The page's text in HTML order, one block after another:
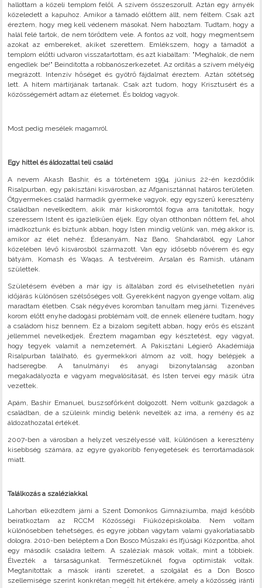
hallottam a közeli templom felől. A szívem összeszorult. Aztán egy árnyék
közeledett a kapuhoz. Amikor a támadó előttem állt, nem féltem. Csak azt
éreztem, hogy meg kell védenem másokat. Nem haboztam. Tudtam, hogy a
halál felé tartok, de nem törődtem vele. A fontos az volt, hogy megmentsem
azokat az embereket, akiket szerettem. Emlékszem, hogy a támadót a
templom előtti udvaron visszatartottam, és azt kiabáltam: "Meghalok, de nem
engedlek be!" Beindította a robbanószerkezetet. Az ordítás a szívem mélyéig
megrázott. Intenzív hőséget és gyötrő fájdalmat éreztem. Aztán sötétség
lett. A hitem mártírjának tartanak. Csak azt tudom, hogy Krisztusért és a
közösségemért adtam az életemet. És boldog vagyok.
Most pedig mesélek magamról.
Egy hittel és áldozattal teli család
A nevem Akash Bashir, és a történetem 1994. június 22-én kezdődik
Risalpurban, egy pakisztáni kisvárosban, az Afganisztánnal határos területen.
Ötgyermekes család harmadik gyermeke vagyok, egy egyszerű keresztény
családban nevelkedtem, akik már kiskoromtól fogva arra tanítottak, hogy
szeressem Istent és igazlelkűen éljek. Egy olyan otthonban nőttem fel, ahol
imádkoztunk és bíztunk abban, hogy Isten mindig velünk van, még akkor is,
amikor az élet nehéz. Édesanyám, Naz Bano, Shahdarából, egy Lahor
közelében lévő kisvárosból származott. Van egy idősebb nővérem és egy
bátyám, Komash és Waqas. A testvéreim, Arsalan és Ramish, utánam
születtek.
Születésem évében a már így is általában zord és elviselhetetlen nyári
időjárás különösen szélsőséges volt. Gyerekként nagyon gyenge voltam, alig
maradtam életben. Csak négyéves koromban tanultam meg járni. Tizenéves
korom előtt enyhe dadogási problémám volt, de ennek ellenére tudtam, hogy
a családom hisz bennem. Ez a bizalom segített abban, hogy erős és elszánt
jellemmel nevelkedjek. Éreztem magamban egy késztetést, egy vágyat,
hogy tegyek valamit a nemzetemért. A Pakisztáni Légierő Akadémiája
Risalpurban található, és gyermekkori álmom az volt, hogy belépjek a
hadseregbe. A tanulmányi és anyagi bizonytalanság azonban
megakadályozta e vágyam megvalósítását, és Isten tervei egy másik útra
vezettek.
Apám, Bashir Emanuel, buszsofőrként dolgozott. Nem voltunk gazdagok a
családban, de a szüleink mindig belénk nevelték az ima, a remény és az
áldozathozatal értékét.
2007-ben a városban a helyzet veszélyessé vált, különösen a keresztény
kisebbség számára, az egyre gyakoribb fenyegetések és terrortámadások
miatt.
Találkozás a szaléziakkal
Lahorban elkezdtem járni a Szent Domonkos Gimnáziumba, majd később
beiratkoztam az RCCM Közösségi Fiúközépiskolába. Nem voltam
különösebben tehetséges, és egyre jobban vágytam valami gyakorlatiasabb
dologra. 2010-ben beléptem a Don Bosco Műszaki és Ifjúsági Központba, ahol
egy második családra leltem. A szaléziak mások voltak, mint a többiek.
Élvezték a társaságunkat. Természetüknél fogva optimisták voltak.
Megtanítottak a mások iránti szeretet, a szolgálat és a Don Bosco
szellemisége szerint konkrétan megélt hit értékére, amely a közösség iránti